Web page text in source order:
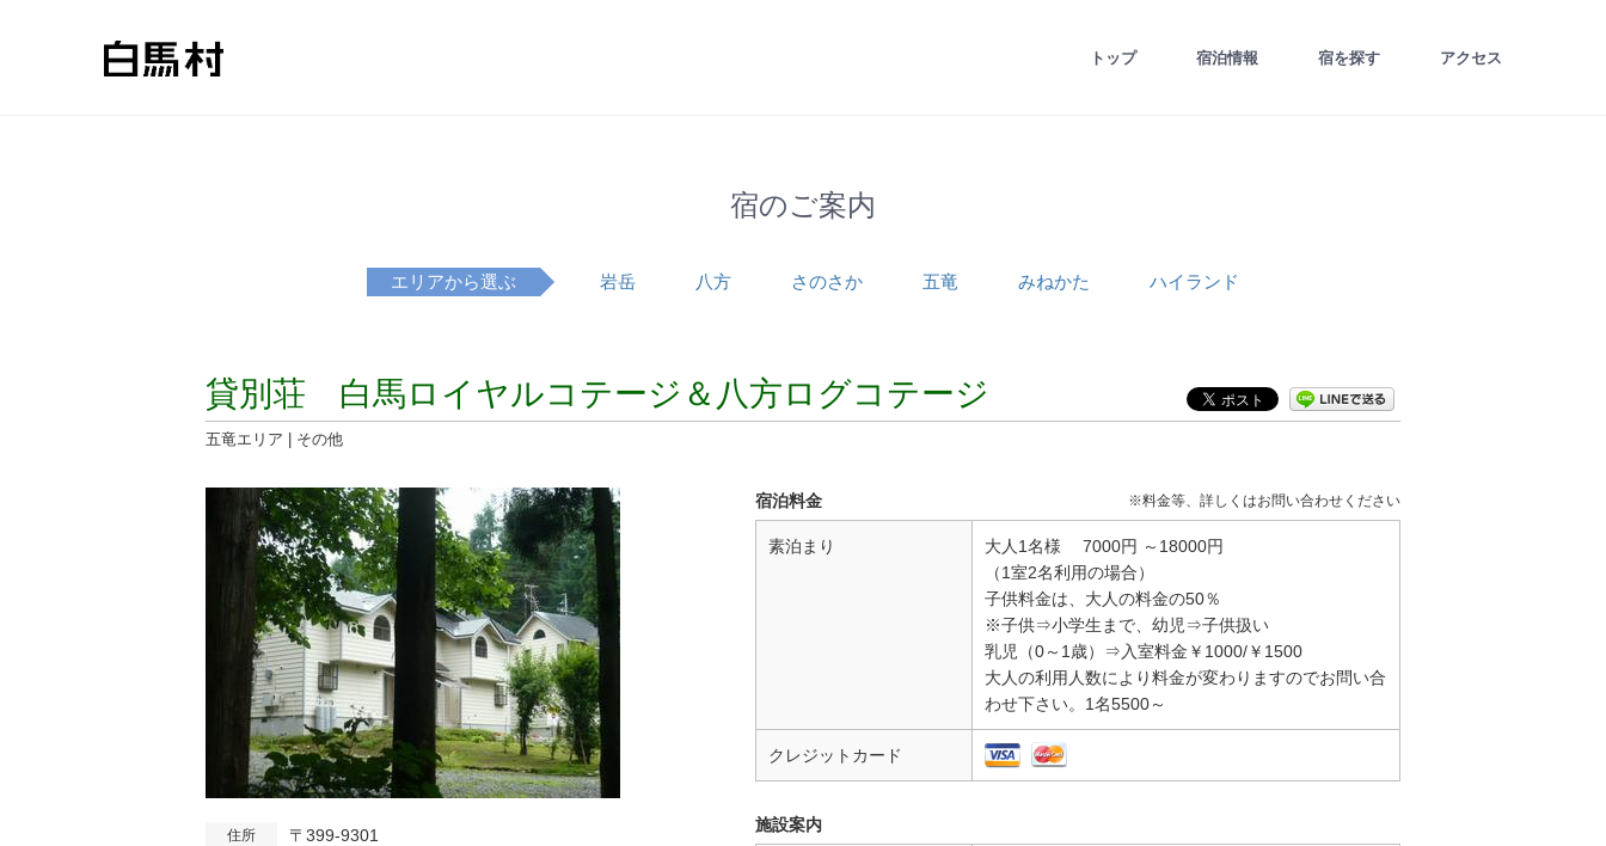
トップ 宿泊情報 宿を探す アクセス
宿のご案内
エリアから選ぶ 岩岳 八方 さのさか 五竜 みねかた ハイランド
貸別荘 白馬ロイヤルコテージ＆八方ログコテージ
五竜エリア | その他
宿泊料金 ※料金等、詳しくはお問い合わせください
素泊まり 大人1名様 7000円 ～18000円
（1室2名利用の場合）
子供料金は、大人の料金の50％
※子供⇒小学生まで、幼児⇒子供扱い
乳児（0～1歳）⇒入室料金￥1000/￥1500
大人の利用人数により料金が変わりますのでお問い合
わせ下さい。1名5500～
クレジットカード
施設案内
住所
〒399-9301